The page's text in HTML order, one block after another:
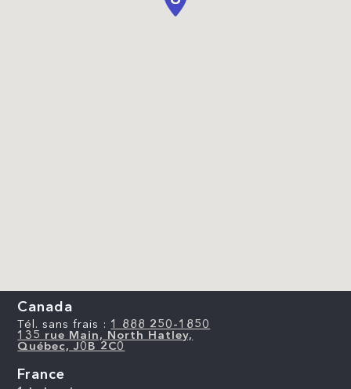
Canada
Tél. sans frais : 1 888 250-1850
135 rue Main, North Hatley,
Québec, J0B 2C0
France